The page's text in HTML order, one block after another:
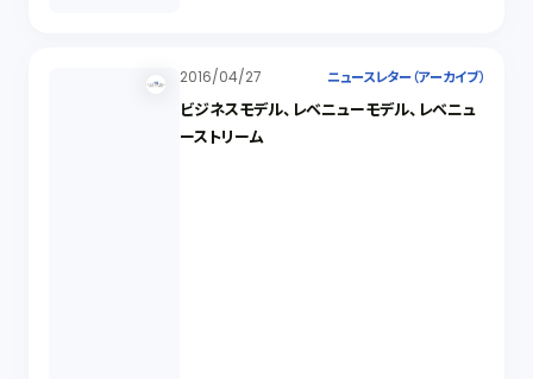
2016/04/27 ニュースレター（アーカイブ）
ビジネスモデル、レベニューモデル、レベニュ
ーストリーム